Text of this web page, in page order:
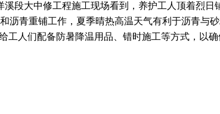
溪段大中修工程施工现场看到，养护工人顶着烈日
沥青重铺工作，夏季晴热高温天气有利于沥青与
工人们配备防暑降温用品、错时施工等方式，以